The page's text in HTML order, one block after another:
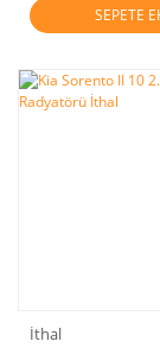
SEPETE
İthal